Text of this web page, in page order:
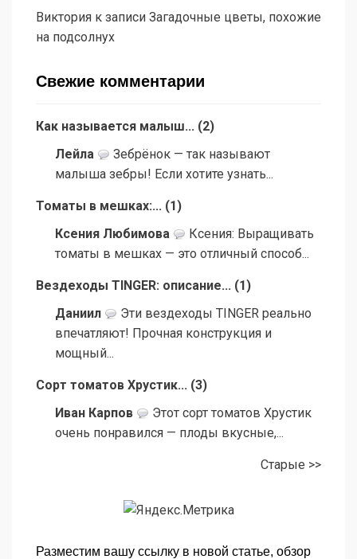
Виктория к записи Загадочные цветы, похожие
на подсолнух
Свежие комментарии
Как называется малыш... (2)
Лейла
Зебрёнок — так называют
малыша зебры! Если хотите узнать...
Томаты в мешках:... (1 )
Ксения Любимова
Ксения: Выращивать
томаты в мешках — это отличный способ...
Вездеходы TINGER: описание... (1 )
Даниил
Эти вездеходы TINGER реально
впечатляют! Прочная конструкция и
мощный...
Сорт томатов Хрустик... (3)
Иван Карпов
Этот сорт томатов Хрустик
очень понравился — плоды вкусные,...
Старые >>
Разместим вашу ссылку в новой статье, обзор